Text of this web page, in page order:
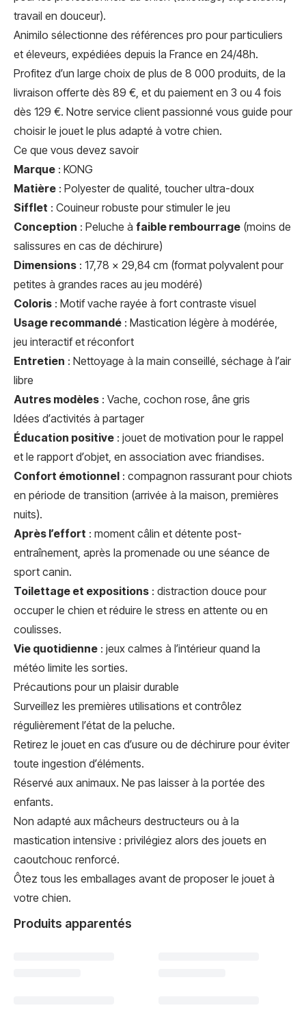
travail en douceur).
Animilo sélectionne des références pro pour particuliers
et éleveurs, expédiées depuis la France en 24/48h.
Profitez d’un large choix de plus de 8 000 produits, de la
livraison offerte dès 89 €, et du paiement en 3 ou 4 fois
dès 129 €. Notre service client passionné vous guide pour
choisir le jouet le plus adapté à votre chien.
Ce que vous devez savoir
Marque : KONG
Matière : Polyester de qualité, toucher ultra-doux
Sifflet : Couineur robuste pour stimuler le jeu
Conception : Peluche à faible rembourrage (moins de
salissures en cas de déchirure)
Dimensions : 17,78 × 29,84 cm (format polyvalent pour
petites à grandes races au jeu modéré)
Coloris : Motif vache rayée à fort contraste visuel
Usage recommandé : Mastication légère à modérée,
jeu interactif et réconfort
Entretien : Nettoyage à la main conseillé, séchage à l’air
libre
Autres modèles : Vache, cochon rose, âne gris
Idées d’activités à partager
Éducation positive : jouet de motivation pour le rappel
et le rapport d’objet, en association avec friandises.
Confort émotionnel : compagnon rassurant pour chiots
en période de transition (arrivée à la maison, premières
nuits).
Après l’effort : moment câlin et détente post-
entraînement, après la promenade ou une séance de
sport canin.
Toilettage et expositions : distraction douce pour
occuper le chien et réduire le stress en attente ou en
coulisses.
Vie quotidienne : jeux calmes à l’intérieur quand la
météo limite les sorties.
Précautions pour un plaisir durable
Surveillez les premières utilisations et contrôlez
régulièrement l’état de la peluche.
Retirez le jouet en cas d’usure ou de déchirure pour éviter
toute ingestion d’éléments.
Réservé aux animaux. Ne pas laisser à la portée des
enfants.
Non adapté aux mâcheurs destructeurs ou à la
mastication intensive : privilégiez alors des jouets en
caoutchouc renforcé.
Ôtez tous les emballages avant de proposer le jouet à
votre chien.
Produits apparentés